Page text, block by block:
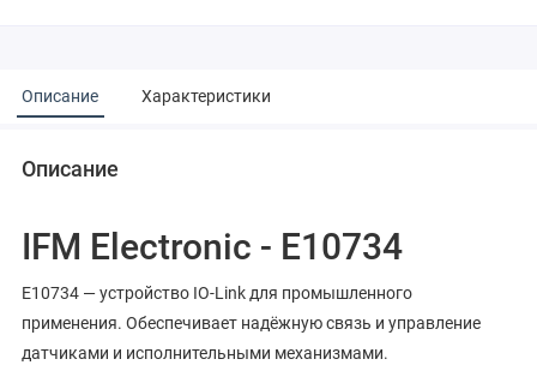
Описание Характеристики
Описание
IFM Electronic - E10734
E10734 — устройство IO-Link для промышленного
применения. Обеспечивает надёжную связь и управление
датчиками и исполнительными механизмами.